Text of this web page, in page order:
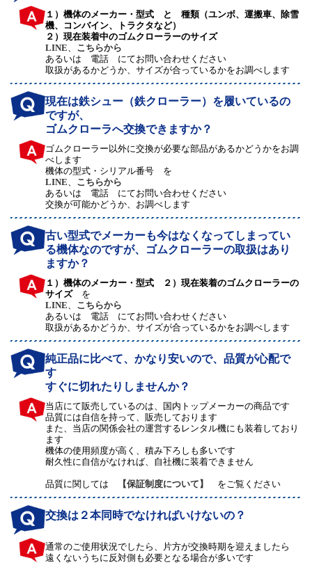
１）機体のメーカー・型式 と 種類（ユンボ、運搬車、除雪
機、コンバイン、トラクタなど）
２）現在装着中のゴムクローラーのサイズ
LINE
こちらから
あるいは 電話 にてお問い合わせください
取扱があるかどうか、サイズが合っているかをお調べします
現在は鉄シュー（鉄クローラー）を履いているの
ですが、
ゴムクローラへ交換できますか？
ゴムクローラー以外に交換が必要な部品があるかどうかをお調
べします
機体の型式・シリアル番号 を
LINE
こちらから
あるいは 電話 にてお問い合わせください
交換が可能かどうか、お調べします
古い型式でメーカーも今はなくなってしまってい
る機体なのですが、ゴムクローラーの取扱はあり
ますか？
１）機体のメーカー・型式 ２）現在装着のゴムクローラーの
サイズを
LINE
こちらから
あるいは 電話 にてお問い合わせください
取扱があるかどうか、サイズが合っているかをお調べします
純正品に比べて、かなり安いので、品質が心配で
す
すぐに切れたりしませんか？
当店にて販売しているのは、国内トップメーカーの商品です
品質には自信を持って、販売しております
また、当店の関係会社の運営するレンタル機にも装着しており
ます
機体の使用頻度が高く、積み下ろしも多いです
耐久性に自信がなければ、自社機に装着できません
品質に関しては 【保証制度について】 をご覧ください
交換は２本同時でなければいけないの？
通常のご使用状況でしたら、片方が交換時期を迎えましたら
遠くないうちに反対側も必要となる場合が多いです